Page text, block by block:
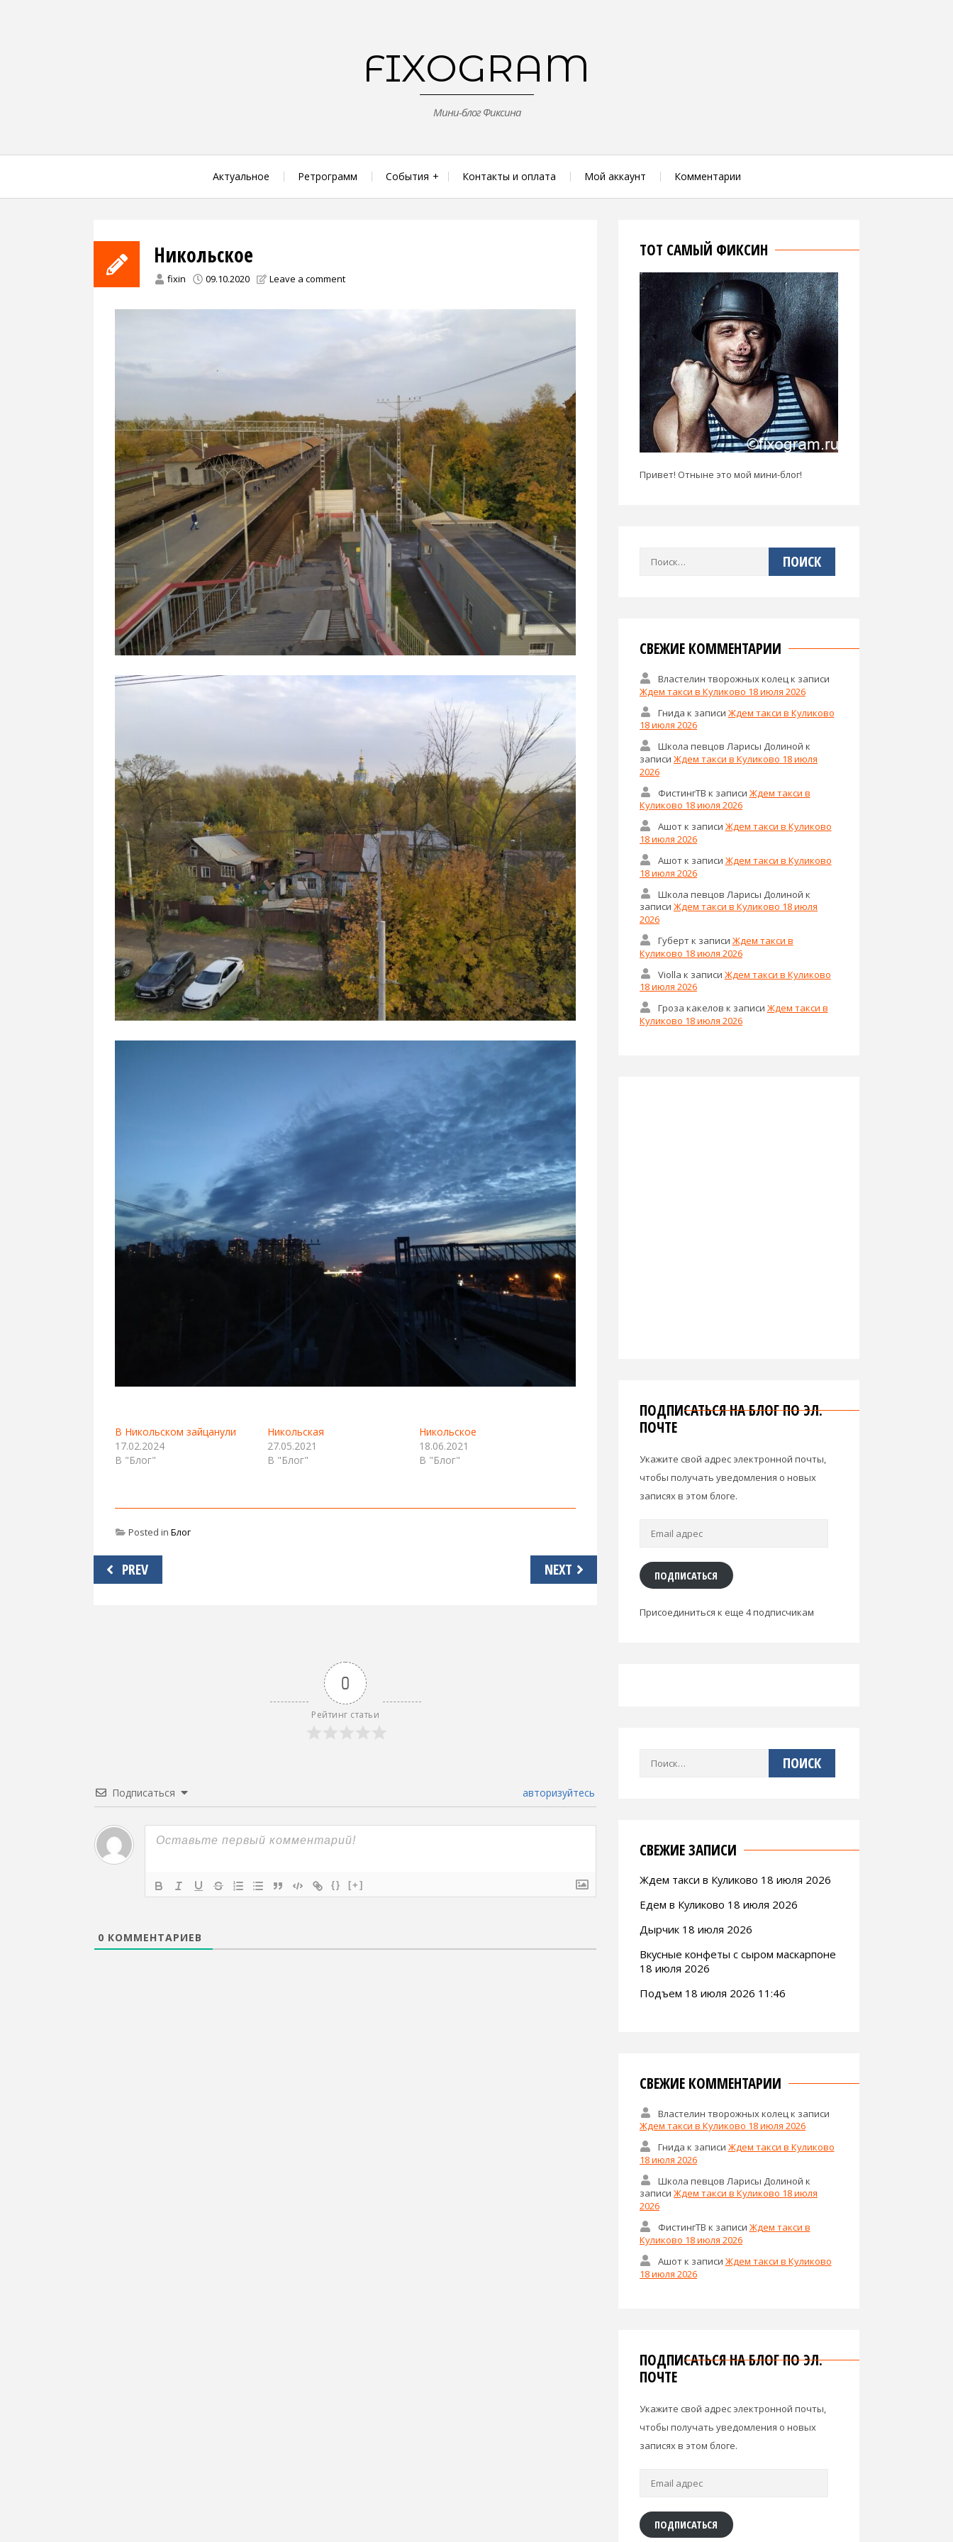
FIXOGRAM
Мини-блог Фиксина
Актуальное Ретрограмм События Контакты и оплата Мой аккаунт Комментарии
Никольское
fixin 09.10.2020 Leave a comment
В Никольском зайцанули
17.02.2024
В "Блог"
Никольская
27.05.2021
В "Блог"
Никольское
18.06.2021
В "Блог"
Posted in Блог
Навигация
по
PREV NEXT
0
Рейтинг статьи
Подписаться авторизуйтесь
{} [+]
0 КОММЕНТАРИЕВ
ТОТ САМЫЙ ФИКСИН
Привет! Отныне это мой мини-блог!
Найти:
СВЕЖИЕ КОММЕНТАРИИ
Властелин творожных колецк записи
Ждем такси в Куликово 18 июля 2026
Гнида к записи Ждем такси в Куликово
18 июля 2026
Школа певцов Ларисы Долиной к
записи Ждем такси в Куликово 18 июля
2026
ФистингТВ к записи Ждем такси в
Куликово 18 июля 2026
Ашотк записи Ждем такси в Куликово
18 июля 2026
Ашотк записи Ждем такси в Куликово
18 июля 2026
Школа певцов Ларисы Долиной к
записи Ждем такси в Куликово 18 июля
2026
Губертк записи Ждем такси в
Куликово 18 июля 2026
Violla к записи Ждем такси в Куликово
18 июля 2026
Гроза какелов к записи Ждем такси в
Куликово 18 июля 2026
ПОДПИСАТЬСЯ НА БЛОГ ПО ЭЛ.
ПОЧТЕ
Укажите свой адрес электронной почты,
чтобы получать уведомления о новых
записях в этом блоге.
Email
ПОДПИСАТЬСЯ
Присоединиться к еще 4 подписчикам
СВЕЖИЕ ЗАПИСИ
Ждем такси в Куликово 18 июля 2026
Едем в Куликово 18 июля 2026
Дырчик 18 июля 2026
Вкусные конфеты с сыром маскарпоне
18 июля 2026
Подъем 18 июля 2026 11:46
СВЕЖИЕ КОММЕНТАРИИ
Властелин творожных колец к записи
Ждем такси в Куликово 18 июля 2026
Гнида к записи Ждем такси в Куликово
18 июля 2026
Школа певцов Ларисы Долиной к
записи Ждем такси в Куликово 18 июля
2026
ФистингТВ к записи Ждем такси в
Куликово 18 июля 2026
Ашотк записи Ждем такси в Куликово
18 июля 2026
ПОДПИСАТЬСЯ НА БЛОГ ПО ЭЛ.
ПОЧТЕ
Укажите свой адрес электронной почты,
чтобы получать уведомления о новых
записях в этом блоге.
ПОДПИСАТЬСЯ